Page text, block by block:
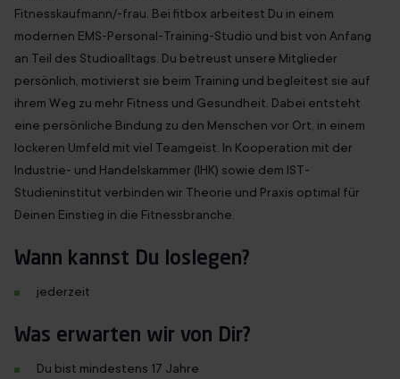
Fitnesskaufmann/-frau. Bei fitbox arbeitest Du in einem
modernen EMS-Personal-Training-Studio und bist von Anfang
an Teil des Studioalltags. Du betreust unsere Mitglieder
persönlich, motivierst sie beim Training und begleitest sie auf
ihrem Weg zu mehr Fitness und Gesundheit. Dabei entsteht
eine persönliche Bindung zu den Menschen vor Ort, in einem
lockeren Umfeld mit viel Teamgeist. In Kooperation mit der
Industrie- und Handelskammer (IHK) sowie dem IST-
Studieninstitut verbinden wir Theorie und Praxis optimal für
Deinen Einstieg in die Fitnessbranche.
Wann kannst Du loslegen?
jederzeit
Was erwarten wir von Dir?
Du bist mindestens 17 Jahre